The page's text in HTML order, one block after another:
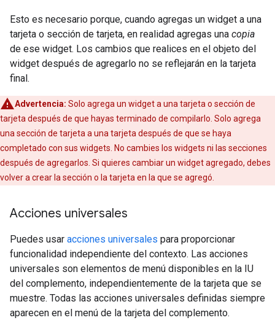
Esto es necesario porque, cuando agregas un widget a una
tarjeta o sección de tarjeta, en realidad agregas una copia
de ese widget. Los cambios que realices en el objeto del
widget después de agregarlo no se reflejarán en la tarjeta
final.
Advertencia: Solo agrega un widget a una tarjeta o sección de
tarjeta después de que hayas terminado de compilarlo. Solo agrega
una sección de tarjeta a una tarjeta después de que se haya
completado con sus widgets. No cambies los widgets ni las secciones
después de agregarlos. Si quieres cambiar un widget agregado, debes
volver a crear la sección o la tarjeta en la que se agregó.
Acciones universales
Puedes usar acciones universales para proporcionar
funcionalidad independiente del contexto. Las acciones
universales son elementos de menú disponibles en la IU
del complemento, independientemente de la tarjeta que se
muestre. Todas las acciones universales definidas siempre
aparecen en el menú de la tarjeta del complemento.